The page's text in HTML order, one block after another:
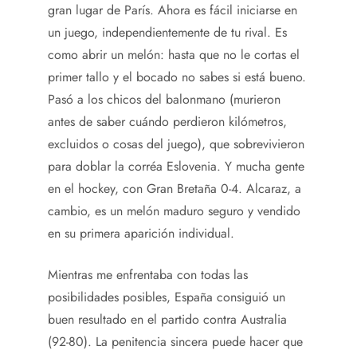
gran lugar de París. Ahora es fácil iniciarse en
un juego, independientemente de tu rival. Es
como abrir un melón: hasta que no le cortas el
primer tallo y el bocado no sabes si está bueno.
Pasó a los chicos del balonmano (murieron
antes de saber cuándo perdieron kilómetros,
excluidos o cosas del juego), que sobrevivieron
para doblar la corréa Eslovenia. Y mucha gente
en el hockey, con Gran Bretaña 0-4. Alcaraz, a
cambio, es un melón maduro seguro y vendido
en su primera aparición individual.
Mientras me enfrentaba con todas las
posibilidades posibles, España consiguió un
buen resultado en el partido contra Australia
(92-80). La penitencia sincera puede hacer que